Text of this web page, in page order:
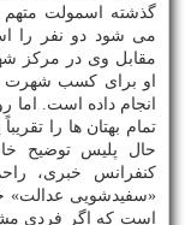
می شود دو نفر را
مقابل وی در مركز
او برای كسب شهرت و
انجام داده است. اما
تمام بهتان ها را
حال پلیس توضیح
كنفرانس خبری،
«سفیدشویی عدالت»
است كه اگر فردی